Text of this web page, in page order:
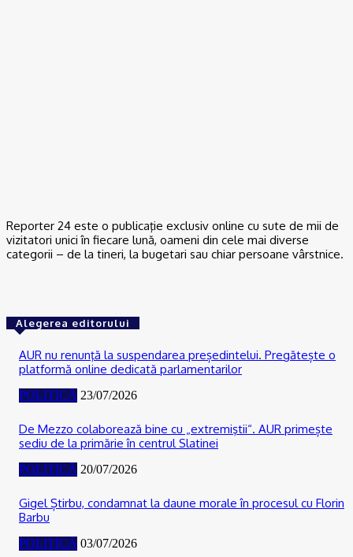
Reporter 24 este o publicaţie exclusiv online cu sute de mii de
vizitatori unici în fiecare lună, oameni din cele mai diverse
categorii – de la tineri, la bugetari sau chiar persoane vârstnice.
Alegerea editorului
AUR nu renunţă la suspendarea președintelui. Pregătește o
platformă online dedicată parlamentarilor
POLITICĂ 23/07/2026
De Mezzo colaborează bine cu „extremiştii“. AUR primește
sediu de la primărie în centrul Slatinei
POLITICĂ 20/07/2026
Gigel Știrbu, condamnat la daune morale în procesul cu Florin
Barbu
POLITICĂ 03/07/2026